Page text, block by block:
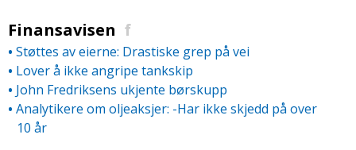
Finansavisen f
• Støttes av eierne: Drastiske grep på vei
• Lover å ikke angripe tankskip
• John Fredriksens ukjente børskupp
• Analytikere om oljeaksjer: -Har ikke skjedd på over
10 år